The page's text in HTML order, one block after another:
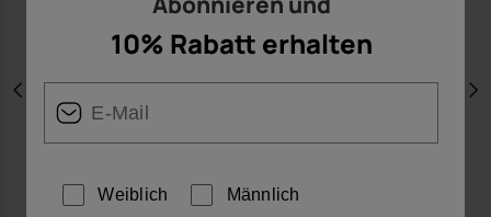
Vorherige
10% Rabatt erhalten
Weiblich Männlich